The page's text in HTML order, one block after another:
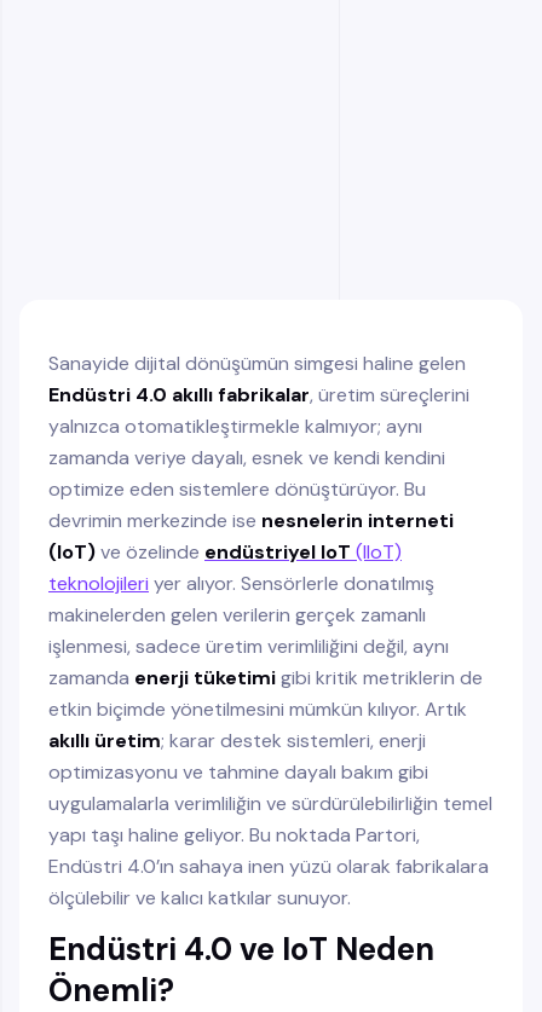
Sanayide dijital dönüşümün simgesi haline gelen
Endüstri 4.0 akıllı fabrikalar, üretim süreçlerini
yalnızca otomatikleştirmekle kalmıyor; aynı
zamanda veriye dayalı, esnek ve kendi kendini
optimize eden sistemlere dönüştürüyor. Bu
devrimin merkezinde ise nesnelerin interneti
(IoT)ve özelinde endüstriyel IoT (IIoT)
teknolojileri yer alıyor. Sensörlerle donatılmış
makinelerden gelen verilerin gerçek zamanlı
işlenmesi, sadece üretim verimliliğini değil, aynı
zamanda enerji tüketimigibi kritik metriklerin de
etkin biçimde yönetilmesini mümkün kılıyor. Artık
akıllı üretim; karar destek sistemleri, enerji
optimizasyonu ve tahmine dayalı bakım gibi
uygulamalarla verimliliğin ve sürdürülebilirliğin temel
yapı taşı haline geliyor. Bu noktada Partori,
Endüstri 4.0’ın sahaya inen yüzü olarak fabrikalara
ölçülebilir ve kalıcı katkılar sunuyor.
Endüstri 4.0 ve IoT Neden
Önemli?